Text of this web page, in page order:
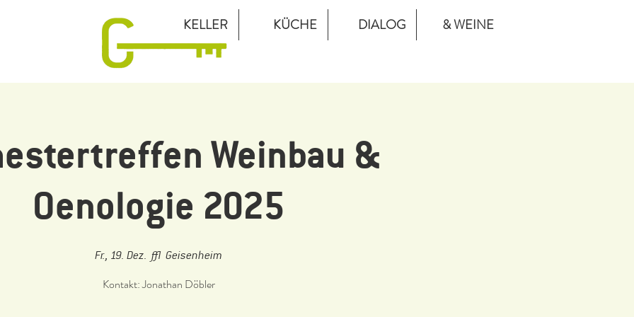
KELLER KÜCHE DIALOG & WEINE
Weinbau &
Oenologie 2025
Fr., 19. Dez.
  |
Geisenheim
Kontakt: Jonathan Döbler